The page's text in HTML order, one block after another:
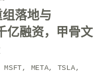
落地与
亿融资，甲骨文
MSFT, META, TSLA,